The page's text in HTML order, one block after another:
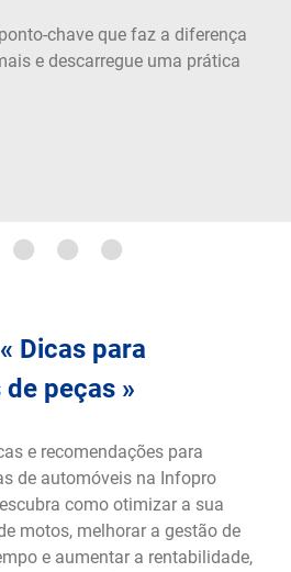
chave que faz a diferença
e descarregue uma prática
Dicas para
peças »
e recomendações para
de automóveis na Infopro
como otimizar a sua
motos, melhorar a gestão de
e aumentar a rentabilidade,